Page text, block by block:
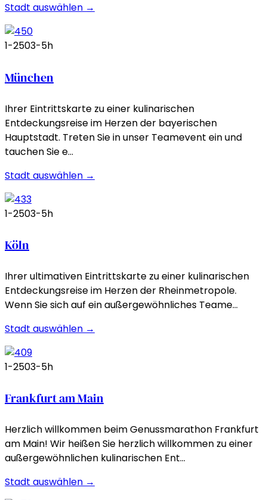
Stadt auswählen →
1-2503-5h
München
Ihrer Eintrittskarte zu einer kulinarischen
Entdeckungsreise im Herzen der bayerischen
Hauptstadt. Treten Sie in unser Teamevent ein und
tauchen Sie e…
Stadt auswählen →
1-2503-5h
Köln
Ihrer ultimativen Eintrittskarte zu einer kulinarischen
Entdeckungsreise im Herzen der Rheinmetropole.
Wenn Sie sich auf ein außergewöhnliches Teame…
Stadt auswählen →
1-2503-5h
Frankfurt am Main
Herzlich willkommen beim Genussmarathon Frankfurt
am Main! Wir heißen Sie herzlich willkommen zu einer
außergewöhnlichen kulinarischen Ent…
Stadt auswählen →